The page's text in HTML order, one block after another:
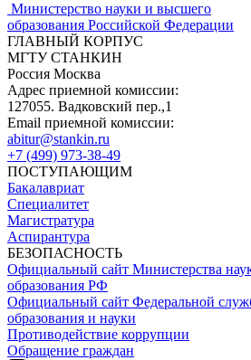
Министерство науки и высшего
образования Российской Федерации
ГЛАВНЫЙ КОРПУС
МГТУ СТАНКИН
Россия Москва
Адрес приемной комиссии:
127055. Вадковский пер.,1
Email приемной комиссии:
abitur@stankin.ru
+7 (499) 973-38-49
ПОСТУПАЮЩИМ
Бакалавриат
Специалитет
Магистратура
Аспирантура
БЕЗОПАСНОСТЬ
Официальный сайт Министерства
образования РФ
Официальный сайт Федеральной
образования и науки
Противодействие коррупции
Обращение граждан